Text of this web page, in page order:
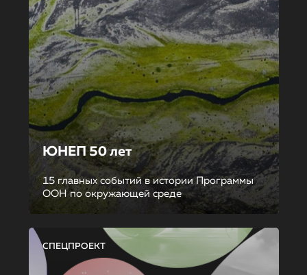
ЮНЕП 50 лет
15 главных событий в истории Программы
ООН по окружающей среде
СПЕЦПРОЕКТ